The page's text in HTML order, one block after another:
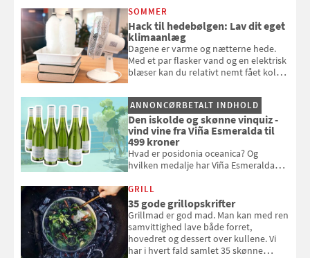
opmærksom, når du smider
badebassinet eller et badedyr ud
SOMMER
Hack til hedebølgen: Lav dit eget
klimaanlæg
Dagene er varme og nætterne hede.
Med et par flasker vand og en elektrisk
blæser kan du relativt nemt fået koldt
og se, hvordan du gør
ANNONCØRBETALT INDHOLD
Den iskolde og skønne vinquiz -
vind vine fra Viña Esmeralda til
499 kroner
Hvad er posidonia oceanica? Og
hvilken medalje har Viña Esmeralda
med i Samvirkes skønne vinquiz, hvor
du kan vinde 6 flasker vin fra Viña
Esmeralda. Konkurrencen slutter 1.
september 2026.
GRILL
35 gode grillopskrifter
Grillmad er god mad. Man kan med ren
samvittighed lave både forret,
hovedret og dessert over kullene. Vi
har i hvert fald samlet 35 skønne